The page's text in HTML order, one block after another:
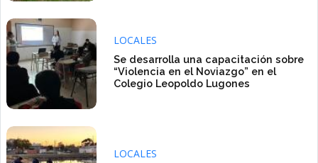
LOCALES
Se desarrolla una capacitación sobre
“Violencia en el Noviazgo” en el
Colegio Leopoldo Lugones
LOCALES